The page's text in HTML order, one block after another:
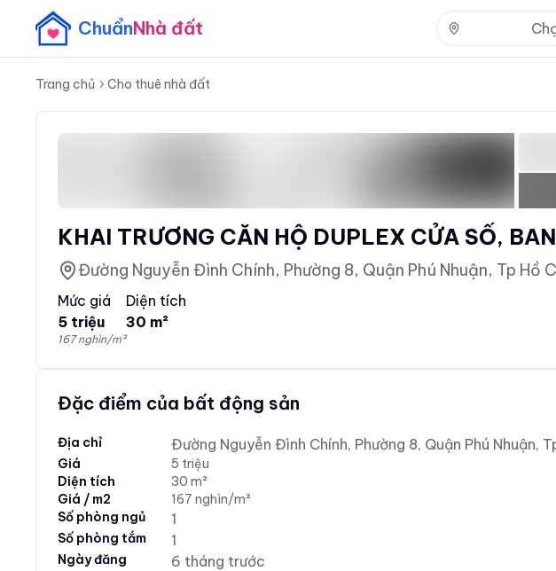
ChuẩnNhà đất
Trang chủ Cho thuê nhà đất
KHAI TRƯƠNG CĂN HỘ DUPLEX CỬA SỔ,
Đường Nguyễn Đình Chính, Phường 8, Quận Phú Nhuận, Tp Hồ
Mức giá
5 triệu
167 nghìn/m²
Diện tích
30 m²
Đặc điểm của bất động sản
Địa chỉ Đường Nguyễn Đình Chính, Phường 8, Quận Phú Nhuận,
Giá
5 triệu
Diện tích
30 m²
Giá / m2
167 nghìn/m²
Số phòng ngủ
1
Số phòng tắm 1
Ngày đăng 6 tháng trước